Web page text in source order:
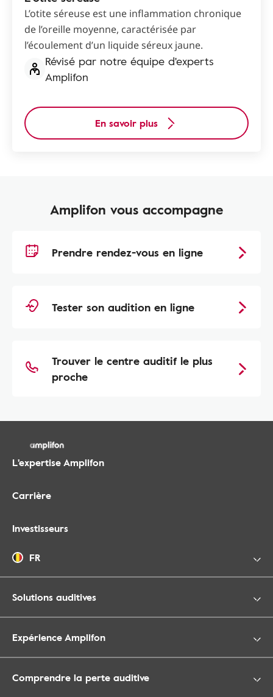
L’otite séreuse est une inflammation chronique
de l’oreille moyenne, caractérisée par
l’écoulement d’un liquide séreux jaune.
Révisé par notre équipe d'experts
Amplifon
En savoir plus
Amplifon vous accompagne
Prendre rendez-vous en ligne
Tester son audition en ligne
Trouver le centre auditif le plus
proche
L'expertise Amplifon
Carrière
Investisseurs
FR
Solutions auditives
Expérience Amplifon
Comprendre la perte auditive